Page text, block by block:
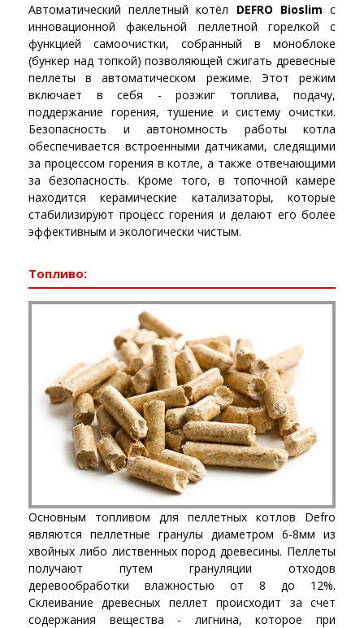
Автоматический пеллетный котёл DEFRO Bioslim с
инновационной факельной пеллетной горелкой с
функцией самоочистки, собранный в моноблоке
(бункер над топкой) позволяющей сжигать древесные
пеллеты в автоматическом режиме. Этот режим
включает в себя - розжиг топлива, подачу,
поддержание горения, тушение и систему очистки.
Безопасность и автономность работы котла
обеспечивается встроенными датчиками, следящими
за процессом горения в котле, а также отвечающими
за безопасность. Кроме того, в топочной камере
находится керамические катализаторы, которые
стабилизируют процесс горения и делают его более
эффективным и экологически чистым.
Топливо:
Основным топливом для пеллетных котлов Defro
являются пеллетные гранулы диаметром 6-8мм из
хвойных либо лиственных пород древесины. Пеллеты
получают путем грануляции отходов
деревообработки влажностью от 8 до 12%.
Склеивание древесных пеллет происходит за счет
содержания вещества - лигнина, которое при